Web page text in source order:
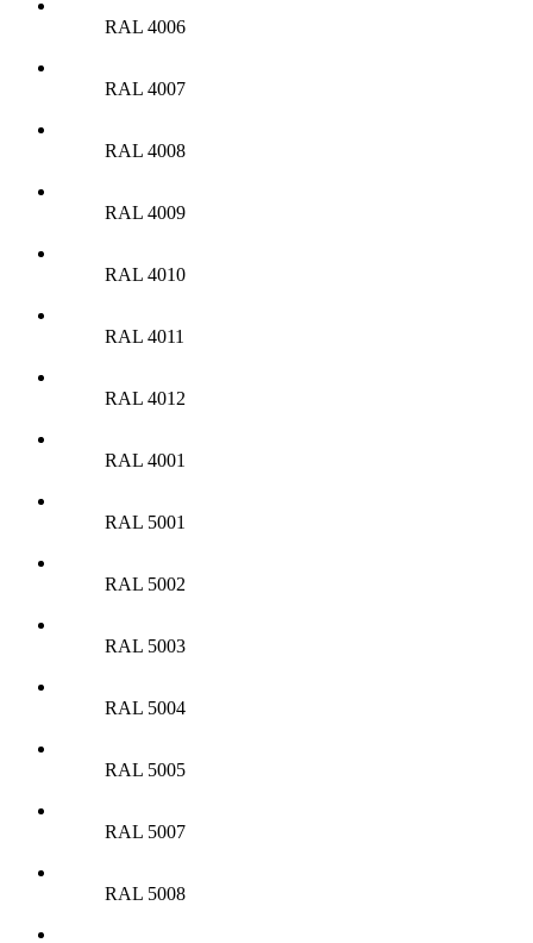
RAL 4006
RAL 4007
RAL 4008
RAL 4009
RAL 4010
RAL 4011
RAL 4012
RAL 4001
RAL 5001
RAL 5002
RAL 5003
RAL 5004
RAL 5005
RAL 5007
RAL 5008